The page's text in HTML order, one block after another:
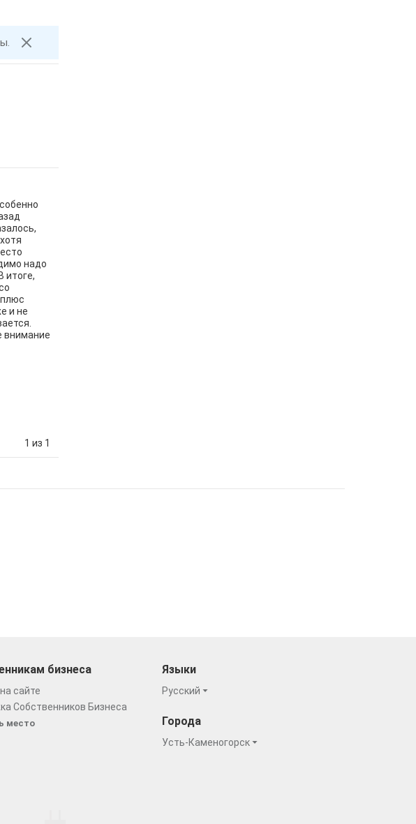
надо
итоге,
и не
внимание
1 из 1
бизнеса
сайте
Собственников Бизнеса
место
Языки
Русский
Города
Усть-Каменогорск